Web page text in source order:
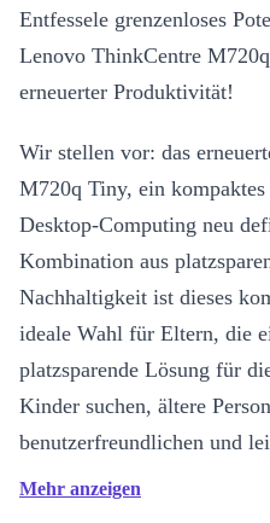
Entfessele grenzenloses
Lenovo ThinkCentre
erneuerter Produktivität!
Wir stellen vor: das
M720q Tiny, ein
Desktop-Computing neu
Kombination aus
Nachhaltigkeit ist dieses
ideale Wahl für Eltern, die
platzsparende Lösung für
Kinder suchen, ältere
benutzerfreundlichen und
suchen, und
Mehr anzeigen